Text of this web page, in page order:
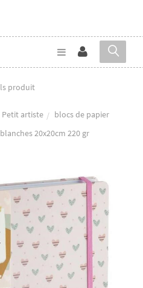
produit
Petit artiste
blocs de papier
20x20cm 220 gr